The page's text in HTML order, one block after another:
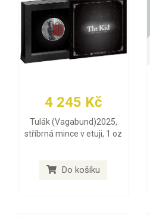
4 245 Kč
Tulák (Vagabund)2025,
stříbrná mince v etuji, 1 oz
Do košíku